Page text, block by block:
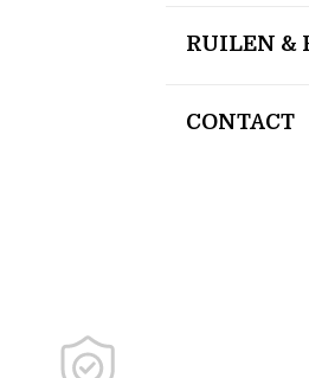
RUILEN &
CONTACT